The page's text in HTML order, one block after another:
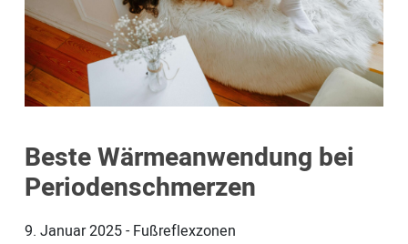
Beste Wärmeanwendung bei
Periodenschmerzen
9. Januar 2025-Fußreflexzonen